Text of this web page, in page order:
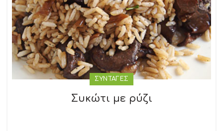
ΣΥΝΤΑΓΕΣ
Συκώτι με ρύζι